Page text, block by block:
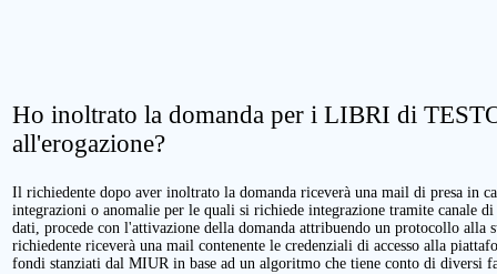
Ho inoltrato la domanda per i LIBRI di
all'erogazione?
Il richiedente dopo aver inoltrato la domanda riceverà una mail di presa in
integrazioni o anomalie per le quali si richiede integrazione tramite canale
dati, procede con l'attivazione della domanda attribuendo un protocollo alla
richiedente riceverà una mail contenente le credenziali di accesso alla
fondi stanziati dal MIUR in base ad un algoritmo che tiene conto di diversi